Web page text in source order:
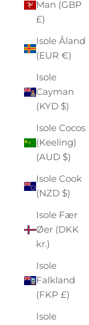
Man (GBP
£)
Isole Åland
(EUR €)
Isole
Cayman
(KYD $)
Isole Cocos
(Keeling)
(AUD $)
Isole Cook
(NZD $)
Isole Fær
Øer (DKK
kr.)
Isole
Falkland
(FKP £)
Isole